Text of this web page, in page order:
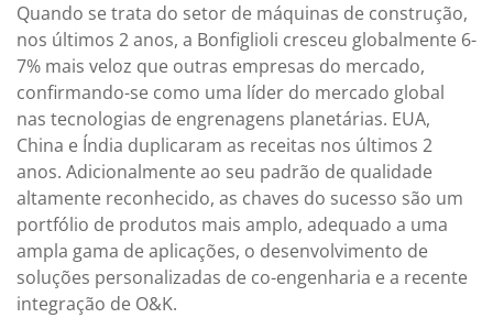
Quando se trata do setor de máquinas de construção,
nos últimos 2 anos, a Bonfiglioli cresceu globalmente 6-
7% mais veloz que outras empresas do mercado,
confirmando-se como uma líder do mercado global
nas tecnologias de engrenagens planetárias. EUA,
China e Índia duplicaram as receitas nos últimos 2
anos. Adicionalmente ao seu padrão de qualidade
altamente reconhecido, as chaves do sucesso são um
portfólio de produtos mais amplo, adequado a uma
ampla gama de aplicações, o desenvolvimento de
soluções personalizadas de co-engenharia e a recente
integração de O&K.